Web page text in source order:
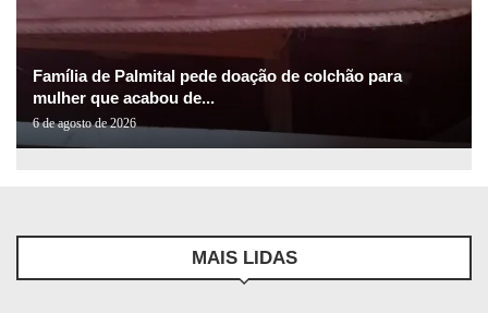
Família de Palmital pede doação de colchão para
mulher que acabou de...
6 de agosto de 2026
MAIS LIDAS